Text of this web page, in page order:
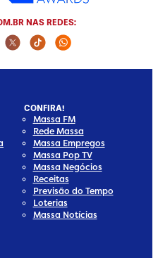
NAS REDES:
Media
Social Media
Social Media
Twitter Social Media
Tiktok Social Media
Whatsapp
CONFIRA!
Massa FM
Rede Massa
Massa Empregos
Massa Pop TV
Massa Negócios
Receitas
Previsão do Tempo
Loterias
Massa Notícias